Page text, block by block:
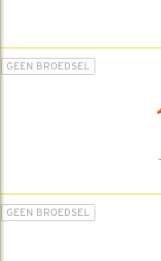
GEEN BROEDSEL
GEEN BROEDSEL